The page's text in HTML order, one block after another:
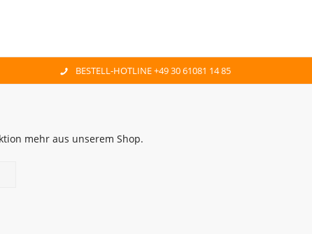
BESTELL-HOTLINE +49 30 61081 14 85
mehr aus unserem Shop.